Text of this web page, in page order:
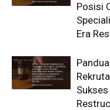
Posisi
Era